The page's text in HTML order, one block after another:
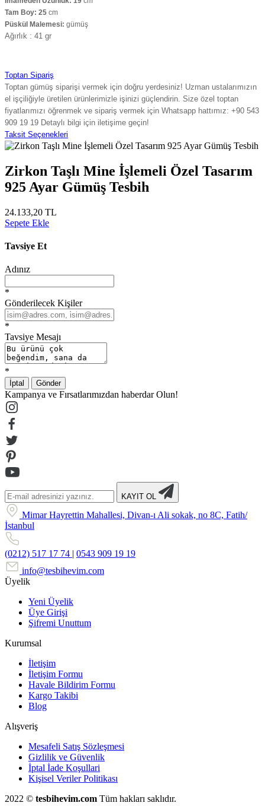
Tam Boy: 25 cm
Püskül Malemesi: gümüş
Ağırlık : 41 gr
Toptan Sipariş
Toptan gümüş siparişi vermek için doğru yerdesiniz! Uzman ustalarımızın
el işçiliğiyle üretilen ürünlerimizle işinizi güçlendirin. Size özel toptan
fiyatlarımızı öğrenmek ve sipariş vermek için Whatsapp hattımız: +90 543
909 19 19 Detaylı bilgi için iletişime geçin!
Taksit Seçenekleri
Zirkon Taşlı Mine İşlemeli Özel Tasarım
925 Ayar Gümüş Tesbih
24.133,20 TL
Sepete Ekle
Tavsiye Et
Adınız
*
Gönderilecek Kişiler
*
Tavsiye Mesajı
*
İptal Gönder
Kampanya ve Fırsatlarımızdan haberdar Olun!
KAYIT OL
Mimar Hayrettin Mahallesi, Divan-ı Ali sokak, no 8C, Fatih/
İstanbul
(0212) 517 17 74 | 0543 909 19 19
info@tesbihevim.com
Üyelik
Yeni Üyelik
Üye Girişi
Şifremi Unuttum
Kurumsal
İletişim
İletişim Formu
Havale Bildirim Formu
Kargo Takibi
Blog
Alışveriş
Mesafeli Satış Sözleşmesi
Gizlilik ve Güvenlik
İptal İade Koşullari
Kişisel Veriler Politikası
2022 © tesbihevim.com Tüm hakları saklıdır.